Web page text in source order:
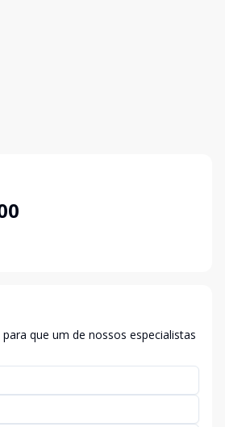
que um de nossos especialistas